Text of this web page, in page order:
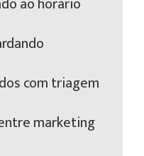
com triagem
marketing